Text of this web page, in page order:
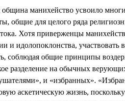
манихейство усвоило
общие для целого ряда
Хотя приверженцы
и идолопоклонства, участвовать
соблюдая общие принципы
разделение на обычных
и «избранных».
аскетическую жизнь,